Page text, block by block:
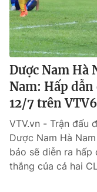
Dược Nam Hà
Nam: Hấp
12/7 trên
VTV.vn - Trận đấu
Dược Nam Hà
báo sẽ diễn ra
thắng của cả hai